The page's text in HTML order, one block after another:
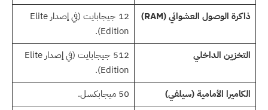
ذاكرة الوصول العشوائي (RAM)
12 جيجابايت (في إصدار Elite
Edition).
التخزين الداخلي
512 جيجابايت (في إصدار Elite
Edition).
الكاميرا الأمامية (سيلفي)
50 ميجابكسل.